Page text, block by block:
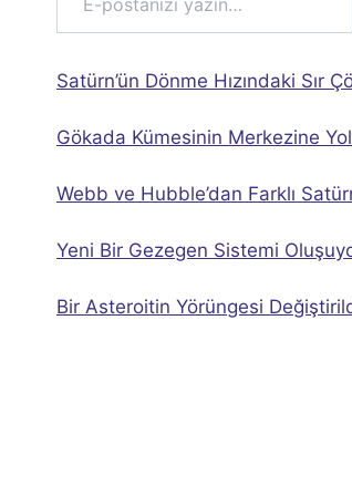
Satürn’ün Dönme Hızındaki Sır
Gökada Kümesinin Merkezine
Webb ve Hubble’dan Farklı
Yeni Bir Gezegen Sistemi
Bir Asteroitin Yörüngesi